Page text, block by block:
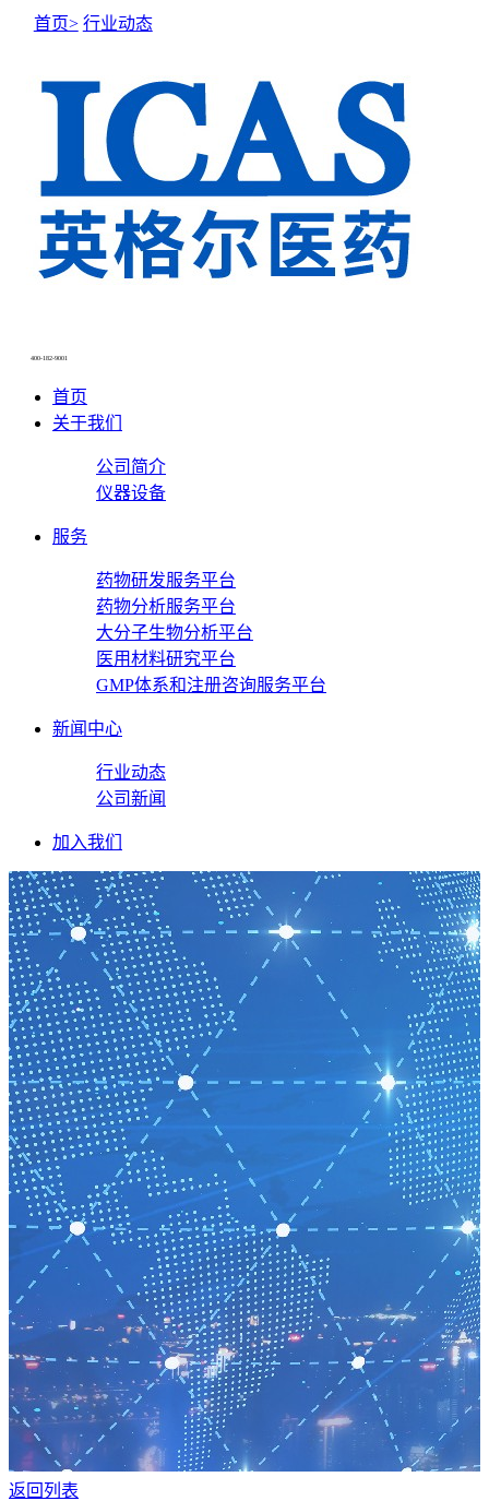
400-182-9001
首页
关于我们
公司简介
仪器设备
服务
药物研发服务平台
药物分析服务平台
大分子生物分析平台
医用材料研究平台
GMP体系和注册咨询服务平台
新闻中心
行业动态
公司新闻
加入我们
NEWS CENTER
首页> 行业动态
返回列表